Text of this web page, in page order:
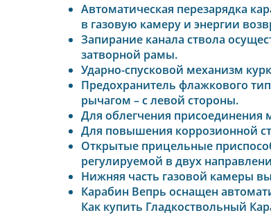
Автоматическая перезарядка
в газовую камеру и энергии
Запирание канала ствола
затворной рамы.
Ударно-спусковой механизм
Предохранитель флажкового
рычагом – с левой стороны.
Для облегчения
Для повышения коррозионной
Открытые прицельные
регулируемой в двух
Нижняя часть газовой камеры
Карабин Вепрь оснащен
Как купить Гладкоствольный